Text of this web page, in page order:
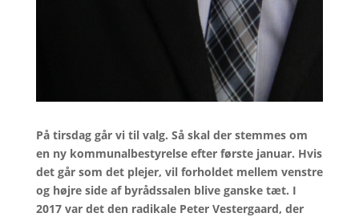
På tirsdag går vi til valg. Så skal der stemmes om
en ny kommunalbestyrelse efter første januar. Hvis
det går som det plejer, vil forholdet mellem venstre
og højre side af byrådssalen blive ganske tæt. I
2017 var det den radikale Peter Vestergaard, der